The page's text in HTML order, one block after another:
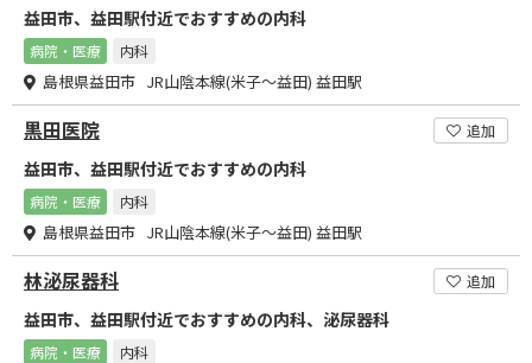
益田市、益田駅付近でおすすめの内科
病院・医療 内科
島根県益田市 JR山陰本線(米子～益田) 益田駅
黒田医院 追加
益田市、益田駅付近でおすすめの内科
病院・医療 内科
島根県益田市 JR山陰本線(米子～益田) 益田駅
林泌尿器科 追加
益田市、益田駅付近でおすすめの内科、泌尿器科
病院・医療 内科